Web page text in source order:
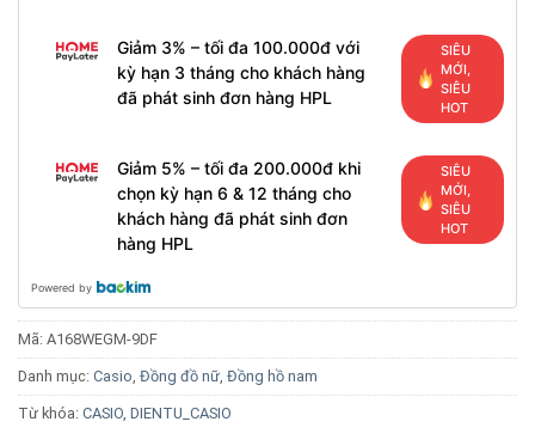
Giảm 3% – tối đa 100.000đ với
kỳ hạn 3 tháng cho khách hàng
đã phát sinh đơn hàng HPL
SIÊU
MỚI,
SIÊU
HOT
Giảm 5% – tối đa 200.000đ khi
chọn kỳ hạn 6 & 12 tháng cho
khách hàng đã phát sinh đơn
hàng HPL
SIÊU
MỚI,
SIÊU
HOT
Powered by
Mã: A168WEGM-9DF
Danh mục: Casio, Đồng đồ nữ, Đồng hồ nam
Từ khóa: CASIO, DIENTU_CASIO